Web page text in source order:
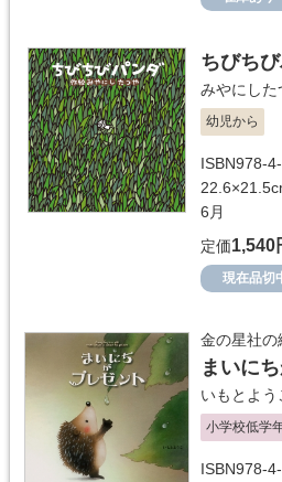
ちびち
みやにした
幼児から
ISBN978-
6月
定価1,540
現在品切
金の星社の
まいに
いもとよう
小学校低学
ISBN978-